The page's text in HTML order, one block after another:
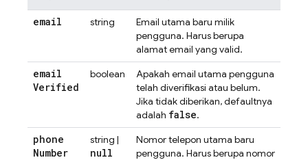
email string
Email utama baru milik
pengguna. Harus berupa
alamat email yang valid.
email
Verified
boolean
Apakah email utama pengguna
telah diverifikasi atau belum.
Jika tidak diberikan, defaultnya
adalah false.
phone
Number
string |
null
Nomor telepon utama baru
pengguna. Harus berupa nomor